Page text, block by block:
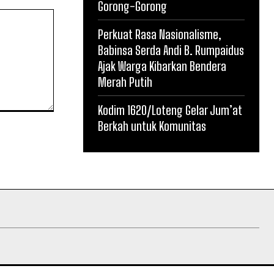
Gorong-Gorong
Perkuat Rasa Nasionalisme,
Babinsa Serda Andi B. Rumpaidus
Ajak Warga Kibarkan Bendera
Merah Putih
Kodim 1620/Loteng Gelar Jum’at
Berkah untuk Komunitas